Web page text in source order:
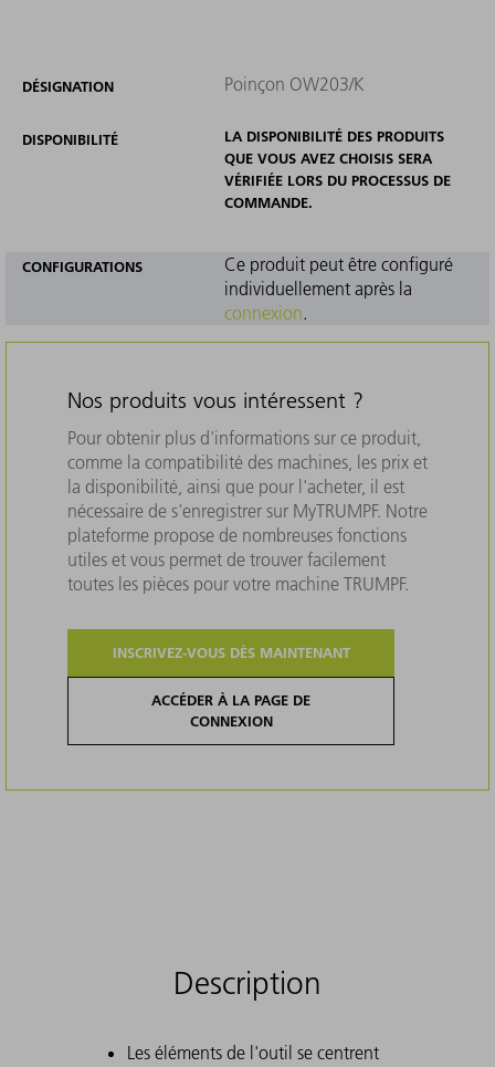
DÉSIGNATION Poinçon OW203/K
DISPONIBILITÉ
LA DISPONIBILITÉ DES PRODUITS
QUE VOUS AVEZ CHOISIS SERA
VÉRIFIÉE LORS DU PROCESSUS DE
COMMANDE.
CONFIGURATIONS
Ce produit peut être configuré
individuellement après la
connexion.
Nos produits vous intéressent ?
Pour obtenir plus d'informations sur ce produit,
comme la compatibilité des machines, les prix et
la disponibilité, ainsi que pour l'acheter, il est
nécessaire de s'enregistrer sur MyTRUMPF. Notre
plateforme propose de nombreuses fonctions
utiles et vous permet de trouver facilement
toutes les pièces pour votre machine TRUMPF.
INSCRIVEZ-VOUS DÈS MAINTENANT
ACCÉDER À LA PAGE DE
CONNEXION
Description
Les éléments de l'outil se centrent